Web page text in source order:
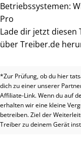
Betriebssystemen:
Pro
Lade dir jetzt diesen
über Treiber.de
*Zur Prüfung, ob du hier
dich zu einer unserer
Affiliate-Link. Wenn du auf
erhalten wir eine kleine
betreiben. Ziel der
Treiber zu deinem Gerät